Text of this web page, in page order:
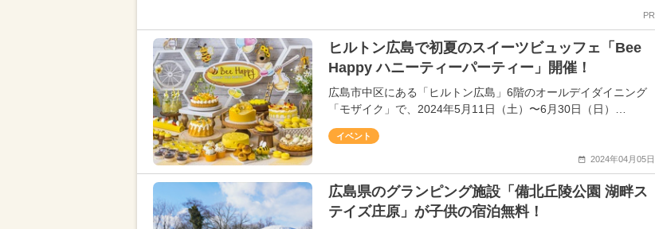
PR
ヒルトン広島で初夏のスイーツビュッフェ「Bee
Happy ハニーティーパーティー」開催！
広島市中区にある「ヒルトン広島」6階のオールデイダイニング
「モザイク」で、2024年5月11日（土）〜6月30日（日）…
イベント
2024年04月05日
広島県のグランピング施設「備北丘陵公園 湖畔ス
テイズ庄原」が子供の宿泊無料！